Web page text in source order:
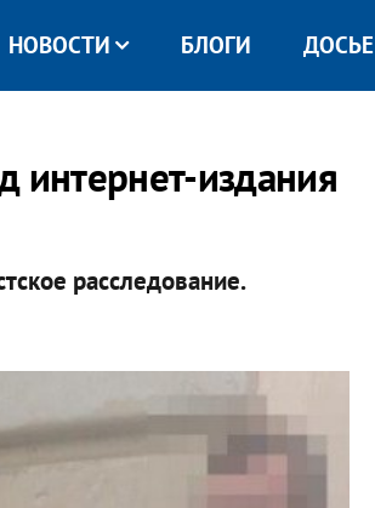
НОВОСТИ БЛОГИ ДОСЬЕ
интернет-издания
расследование.